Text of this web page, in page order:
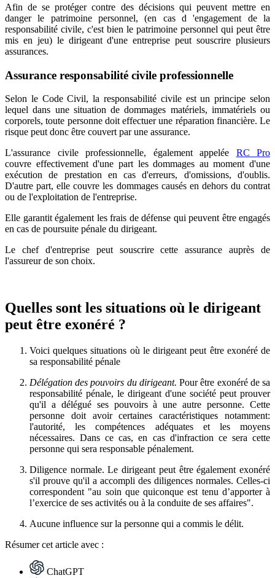
Afin de se protéger contre des décisions qui peuvent mettre en
danger le patrimoine personnel, (en cas d 'engagement de la
responsabilité civile, c'est bien le patrimoine personnel qui peut être
mis en jeu) le dirigeant d'une entreprise peut souscrire plusieurs
assurances.
Assurance responsabilité civile professionnelle
Selon le Code Civil, la responsabilité civile est un principe selon
lequel dans une situation de dommages matériels, immatériels ou
corporels, toute personne doit effectuer une réparation financière. Le
risque peut donc être couvert par une assurance.
L'assurance civile professionnelle, également appelée RC Pro
couvre effectivement d'une part les dommages au moment d'une
exécution de prestation en cas d'erreurs, d'omissions, d'oublis.
D'autre part, elle couvre les dommages causés en dehors du contrat
ou de l'exploitation de l'entreprise.
Elle garantit également les frais de défense qui peuvent être engagés
en cas de poursuite pénale du dirigeant.
Le chef d'entreprise peut souscrire cette assurance auprès de
l'assureur de son choix.
Quelles sont les situations où le dirigeant
peut être exonéré ?
Voici quelques situations où le dirigeant peut être exonéré de
sa responsabilité pénale
Délégation des pouvoirs du dirigeant. Pour être exonéré de sa
responsabilité pénale, le dirigeant d'une société peut prouver
qu'il a délégué ses pouvoirs à une autre personne. Cette
personne doit avoir certaines caractéristiques notamment:
l'autorité, les compétences adéquates et les moyens
nécessaires. Dans ce cas, en cas d'infraction ce sera cette
personne qui sera responsable pénalement.
Diligence normale. Le dirigeant peut être également exonéré
s'il prouve qu'il a accompli des diligences normales. Celles-ci
correspondent "au soin que quiconque est tenu d’apporter à
l’exercice de ses activités ou à la conduite de ses affaires".
Aucune influence sur la personne qui a commis le délit.
Résumercet article avec :
ChatGPT